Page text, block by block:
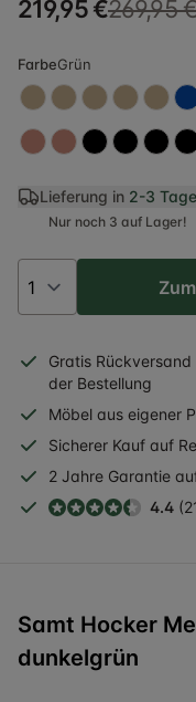
219,95 €269,95
FarbeGrün
Lieferung in 2-3 Tage
Nur noch 3 auf Lager!
Gratis Rückversand
der Bestellung
Möbel aus eigener
Sicherer Kauf auf
2 Jahre Garantie
4.4
Samt Hocker
dunkelgrün